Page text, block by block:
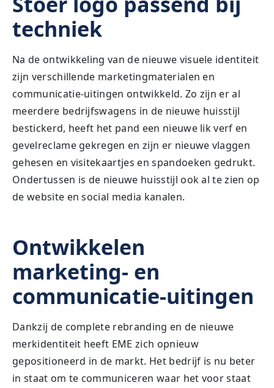
techniek
Na de ontwikkeling van de nieuwe visuele identiteit
zijn verschillende marketingmaterialen en
communicatie-uitingen ontwikkeld. Zo zijn er al
meerdere bedrijfswagens in de nieuwe huisstijl
bestickerd, heeft het pand een nieuwe lik verf en
gevelreclame gekregen en zijn er nieuwe vlaggen
gehesen en visitekaartjes en spandoeken gedrukt.
Ondertussen is de nieuwe huisstijl ook al te zien op
de website en social media kanalen.
Ontwikkelen
marketing- en
communicatie-uitingen
Dankzij de complete rebranding en de nieuwe
merkidentiteit heeft EME zich opnieuw
gepositioneerd in de markt. Het bedrijf is nu beter
in staat om te communiceren waar het voor staat